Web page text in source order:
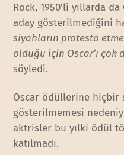
Rock, 1950’li yıllarda
aday gösterilmediğini
siyahların protesto
olduğu için Oscar’ı
söyledi.
Oscar ödüllerine hiçbir
gösterilmemesi
aktrisler bu yılki ödül
katılmadı.